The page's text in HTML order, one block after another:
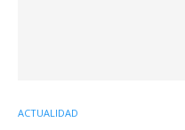
ACTUALIDAD